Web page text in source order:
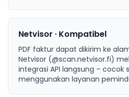
Netvisor · Kompatibel
PDF faktur dapat dikirim ke
Netvisor (@scan.netvisor.fi)
integrasi API langsung – cocok
menggunakan layanan